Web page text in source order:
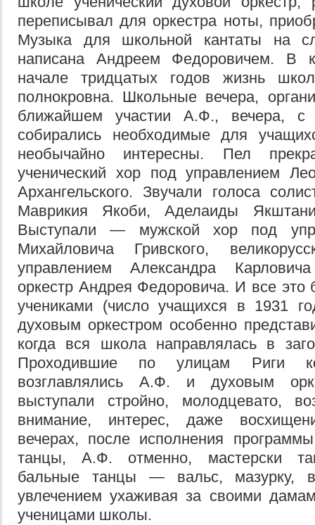
переписывал для оркестра ноты,
Музыка для школьной кантаты на
написана Андреем Федоровичем. В
начале тридцатых годов жизнь
полнокровна. Школьные вечера,
ближайшем участии А.Ф., вечера, с
собирались необходимые для
необычайно интересны. Пел
ученический хор под управлением
Архангельского. Звучали голоса
Маврикия Якоби, Аделаиды
Выступали — мужской хор под
Михайловича Гривского,
управлением Александра
оркестр Андрея Федоровича. И все
учениками (число учащихся в 1931
духовым оркестром особенно
когда вся школа направлялась в
Проходившие по улицам Риги
возглавлялись А.Ф. и духовым
выступали стройно, молодцевато,
внимание, интерес, даже
вечерах, после исполнения
танцы, А.Ф. отменно, мастерски
бальные танцы — вальс, мазурку,
увлечением ухаживая за своими
ученицами школы.